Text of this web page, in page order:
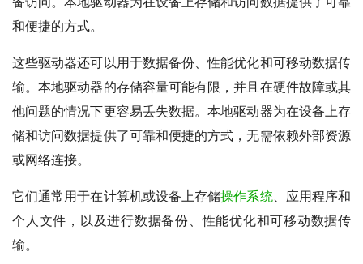
和便捷的方式。
这些驱动器还可以用于数据备份、性能优化和可移动数据传
输。本地驱动器的存储容量可能有限，并且在硬件故障或其
他问题的情况下更容易丢失数据。本地驱动器为在设备上存
储和访问数据提供了可靠和便捷的方式，无需依赖外部资源
或网络连接。
它们通常用于在计算机或设备上存储操作系统、应用程序和
个人文件，以及进行数据备份、性能优化和可移动数据传
输。